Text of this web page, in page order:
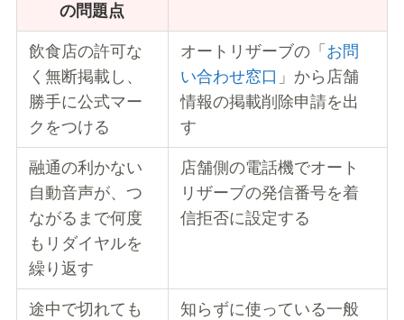
の問題点
飲食店の許可な
く無断掲載し、
勝手に公式マー
クをつける
オートリザーブの「 お問
い合わせ窓口 」から店舗
情報の掲載削除申請を出
す
融通の利かない
自動音声が、つ
ながるまで何度
もリダイヤルを
繰り返す
店舗側の電話機でオート
リザーブの発信番号を着
信拒否に設定する
途中で切れても
知らずに使っている一般